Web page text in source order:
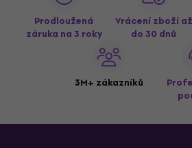
Prodloužená
záruka na 3 roky
Vrácení zboží až
do 30 dnů
3M+ zákazníků